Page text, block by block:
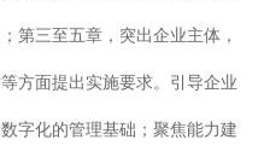
第三至五章，突出企业主体，
方面提出实施要求。引导企业
字化的管理基础；聚焦能力建